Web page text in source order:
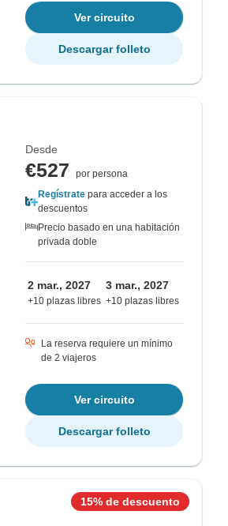
Ver circuito
Descargar folleto
Desde
€527
por persona
Regístrate para acceder a los
descuentos
Precio basado en una habitación
privada doble
2 mar., 2027
+10 plazas libres
3 mar., 2027
+10 plazas libres
La reserva requiere un mínimo
de 2 viajeros
Ver circuito
Descargar folleto
15% de descuento